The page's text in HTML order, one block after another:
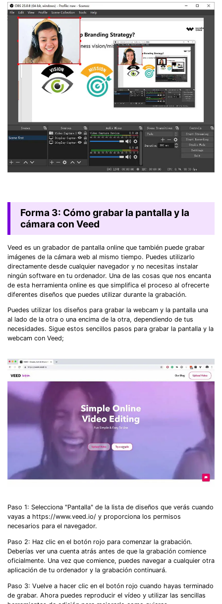
Forma 3: Cómo grabar la pantalla y la
cámara con Veed
Veed es un grabador de pantalla online que también puede grabar
imágenes de la cámara web al mismo tiempo. Puedes utilizarlo
directamente desde cualquier navegador y no necesitas instalar
ningún software en tu ordenador. Una de las cosas que nos encanta
de esta herramienta online es que simplifica el proceso al ofrecerte
diferentes diseños que puedes utilizar durante la grabación.
Puedes utilizar los diseños para grabar la webcam y la pantalla una
al lado de la otra o una encima de la otra, dependiendo de tus
necesidades. Sigue estos sencillos pasos para grabar la pantalla y la
webcam con Veed;
Paso 1: Selecciona "Pantalla" de la lista de diseños que verás cuando
vayas a https://www.veed.io/ y proporciona los permisos
necesarios para el navegador.
Paso 2: Haz clic en el botón rojo para comenzar la grabación.
Deberías ver una cuenta atrás antes de que la grabación comience
oficialmente. Una vez que comience, puedes navegar a cualquier otra
aplicación de tu ordenador y la grabación continuará.
Paso 3: Vuelve a hacer clic en el botón rojo cuando hayas terminado
de grabar. Ahora puedes reproducir el vídeo y utilizar las sencillas